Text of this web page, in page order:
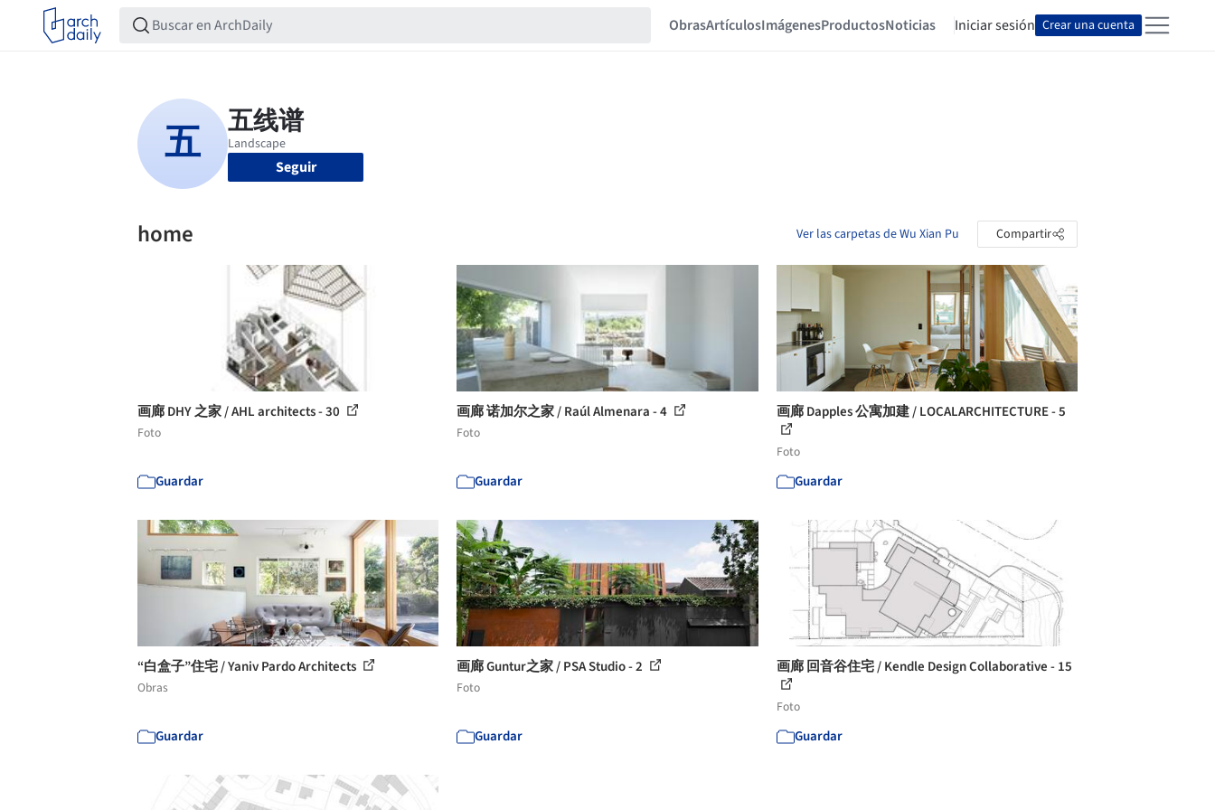
ObrasArtículosImágenesProductosNoticias Iniciar sesión Crear una cuenta
Seguir
home Ver las carpetas de Wu Xian Pu Compartir
画廊 DHY 之家 / AHL architects - 30
Foto
Guardar
画廊 诺加尔之家 / Raúl Almenara - 4
Foto
Guardar
画廊 Dapples 公寓加建 / LOCALARCHITECTURE - 5
Foto
Guardar
“白盒子”住宅 / Yaniv Pardo Architects
Obras
Guardar
画廊 Guntur之家 / PSA Studio - 2
Foto
Guardar
画廊 回音谷住宅 / Kendle Design Collaborative - 15
Foto
Guardar